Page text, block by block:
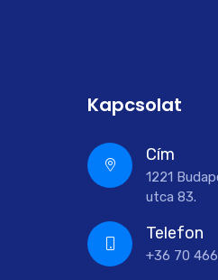
Kapcsolat
Cím
1221
utca 83.
Telefon
+36 70